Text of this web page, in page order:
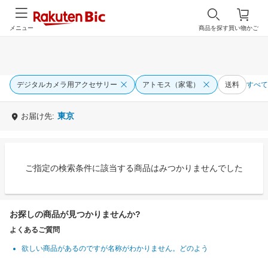
買い物かご
商品を探す
メニュー
デジタルカメラ用アクセサリー アトモス（家電） 送料 すべ
お届け先: 東京
ご指定の検索条件に該当する商品はみつかりませんでした
お探しの商品が見つかりませんか?
よくあるご質問
欲しい商品があるのですが名称がわかりません。どのよう